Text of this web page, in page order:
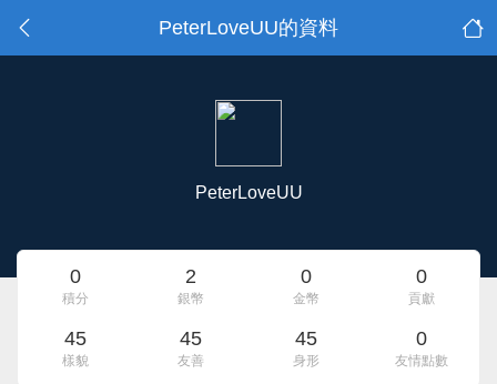
PeterLoveUU的資料
PeterLoveUU
0
積分
2
銀幣
0
金幣
0
貢獻
45
樣貌
45
友善
45
身形
0
友情點數